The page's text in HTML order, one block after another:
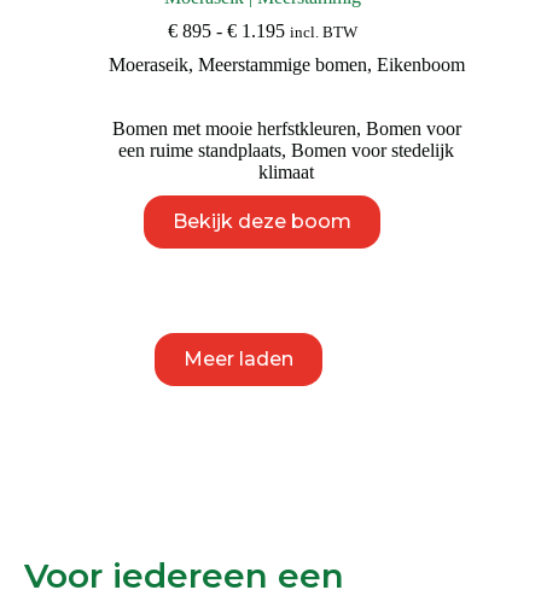
€895 - €1.195Prijsklasse:
tot
incl. BTW
Moeraseik, Meerstammige bomen, Eikenboom
Bomen met mooie herfstkleuren, Bomen voor
een ruime standplaats,Bomen voor stedelijk
klimaat
Bekijk deze boom
product
heeft
optie
kan
gekozen
Meer laden
Voor iedereen een